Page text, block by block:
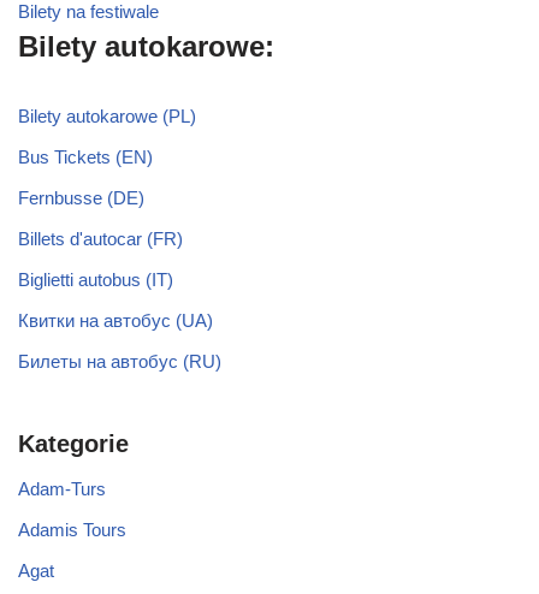
Bilety na festiwale
Bilety autokarowe:
Bilety autokarowe (PL)
Bus Tickets (EN)
Fernbusse (DE)
Billets d'autocar (FR)
Biglietti autobus (IT)
Квитки на автобус (UA)
Билеты на автобус (RU)
Kategorie
Adam-Turs
Adamis Tours
Agat